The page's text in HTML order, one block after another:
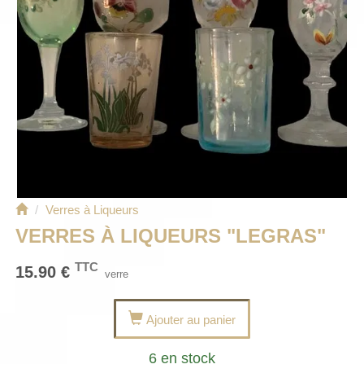
Verres à Liqueurs
VERRES À LIQUEURS "LEGRAS"
15.90 € TTC verre
Ajouter au panier
6 en stock